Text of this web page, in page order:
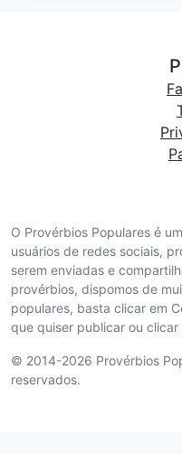
O Provérbios Populares é
usuários de redes sociais,
serem enviadas e
provérbios, dispomos de
populares, basta clicar em
que quiser publicar ou clicar
© 2014-2026 Provérbios
reservados.